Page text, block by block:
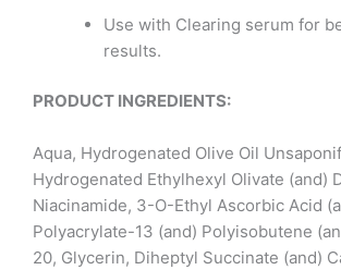
Use with Clearing serum for
results.
PRODUCT INGREDIENTS:
Aqua, Hydrogenated Olive Oil
Hydrogenated Ethylhexyl Olivate (and)
Niacinamide, 3-O-Ethyl Ascorbic Acid
Polyacrylate-13 (and) Polyisobutene
20, Glycerin, Diheptyl Succinate (and)